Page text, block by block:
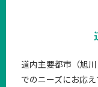
道内主要都市（旭
でのニーズにお応え